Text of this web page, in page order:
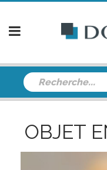
OBJET